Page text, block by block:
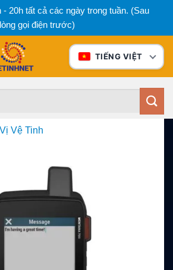
20h tất cả các ngày trong tuần. (Sau
gọi điện trước)
TIẾNG VIỆT
Vệ Tinh